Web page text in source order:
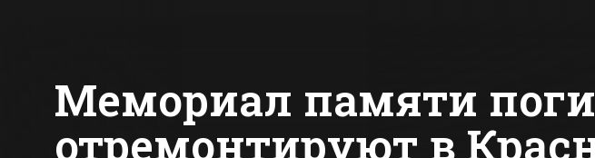
Мемориал памяти
отремонтируют в